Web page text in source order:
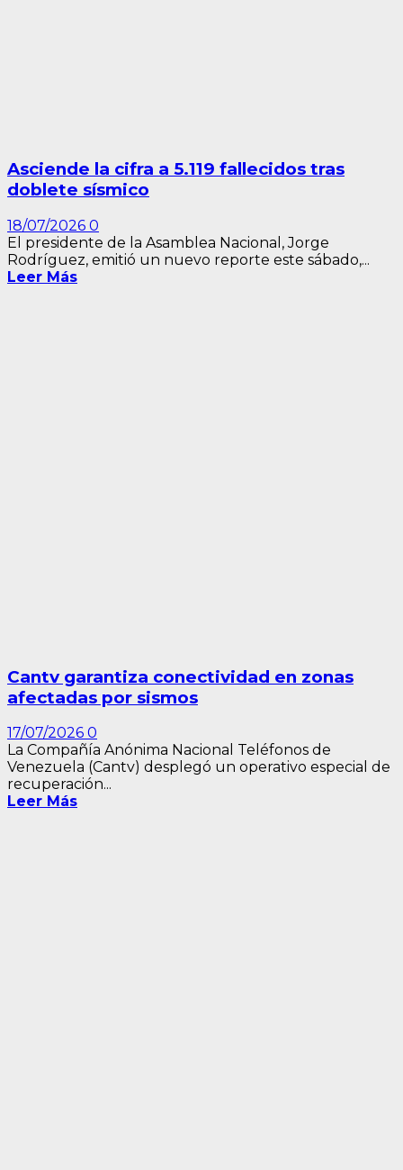
Asciende la cifra a 5.119 fallecidos tras
doblete sísmico
18/07/2026 0
El presidente de la Asamblea Nacional, Jorge
Rodríguez, emitió un nuevo reporte este sábado,...
Leer Más
Cantv garantiza conectividad en zonas
afectadas por sismos
17/07/2026 0
La Compañía Anónima Nacional Teléfonos de
Venezuela (Cantv) desplegó un operativo especial de
recuperación...
Leer Más